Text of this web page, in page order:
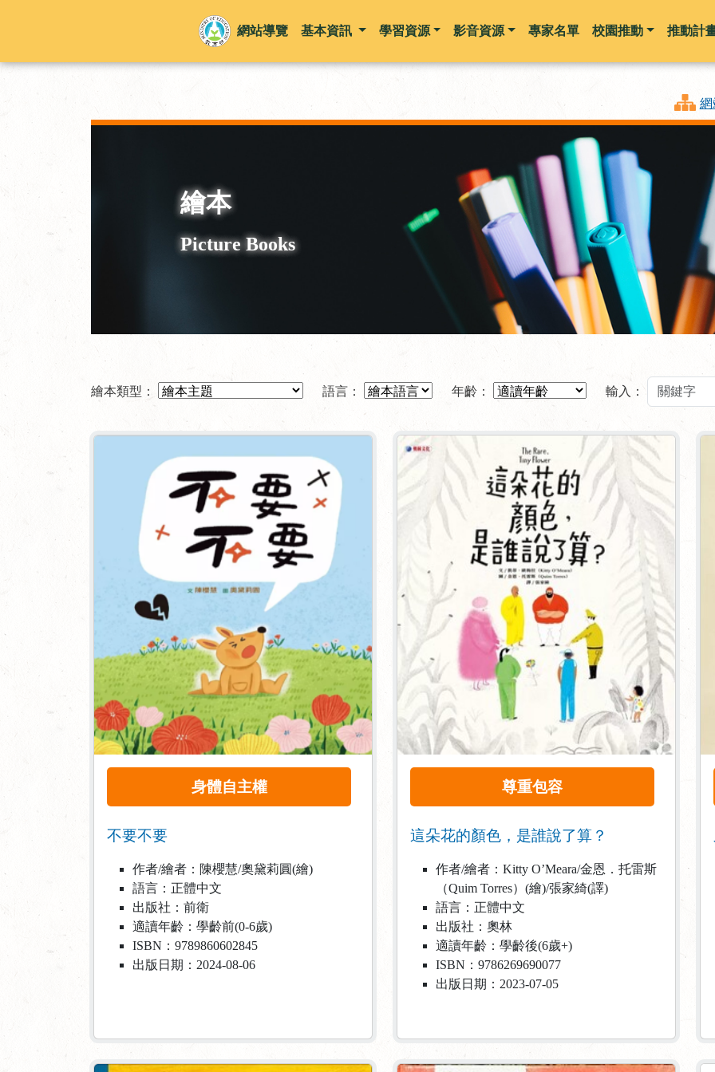
跳到主要內容
網站導覽 基本資訊 學習資源 影音資源 專家名單 校園推動 推動計
網
繪本
Picture Books
繪本類型： 語言： 年齡： 輸入：
身體自主權
不要不要
作者/繪者：陳櫻慧/奧黛莉圓(繪)
語言：正體中文
出版社：前衛
適讀年齡：學齡前(0-6歲)
ISBN：9789860602845
出版日期：2024-08-06
尊重包容
這朵花的顏色，是誰說了算？
作者/繪者：Kitty O’Meara/金恩．托雷斯
（Quim Torres）(繪)/張家綺(譯)
語言：正體中文
出版社：奧林
適讀年齡：學齡後(6歲+)
ISBN：9786269690077
出版日期：2023-07-05